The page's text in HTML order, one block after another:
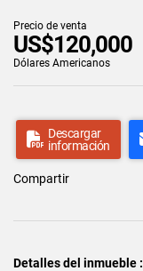
Precio de venta
US$120,000
Dólares Americanos
Descargar
información
Compartir
Detalles del inmueble :